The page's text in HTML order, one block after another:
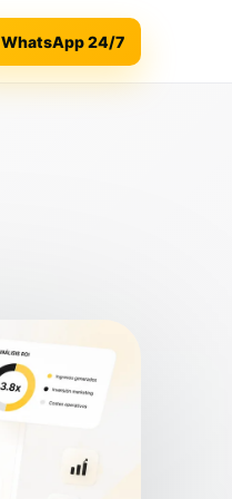
WhatsApp 24/7